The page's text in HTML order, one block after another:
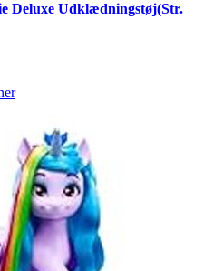
Deluxe Udklædningstøj(Str.